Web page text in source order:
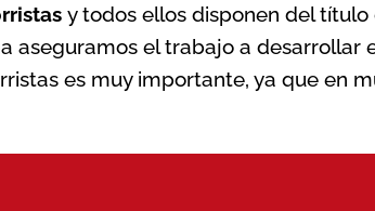
y todos ellos disponen del
aseguramos el trabajo a desarrollar
es muy importante, ya que en